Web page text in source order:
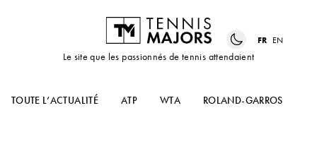
Le site que les passionnés de tennis attendaient
FR EN
TOUTE L’ACTUALITÉ ATP WTA ROLAND-GARROS